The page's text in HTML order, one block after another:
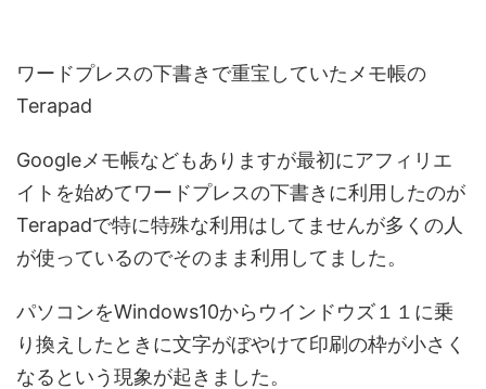
ワードプレスの下書きで重宝していたメモ帳の
Terapad
Googleメモ帳などもありますが最初にアフィリエ
イトを始めてワードプレスの下書きに利用したのが
Terapadで特に特殊な利用はしてませんが多くの人
が使っているのでそのまま利用してました。
パソコンをWindows10からウインドウズ１１に乗
り換えしたときに文字がぼやけて印刷の枠が小さく
なるという現象が起きました。